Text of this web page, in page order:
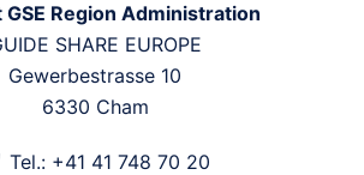
GSE Region Administration
SHARE EUROPE
Gewerbestrasse 10
6330 Cham
Tel.: +41 41 748 70 20